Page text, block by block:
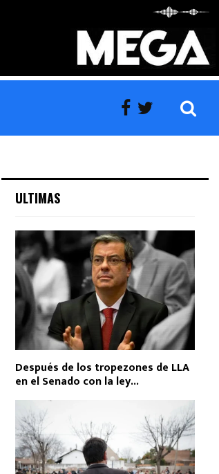
ULTIMAS
Después de los tropezones de LLA
en el Senado con la ley...